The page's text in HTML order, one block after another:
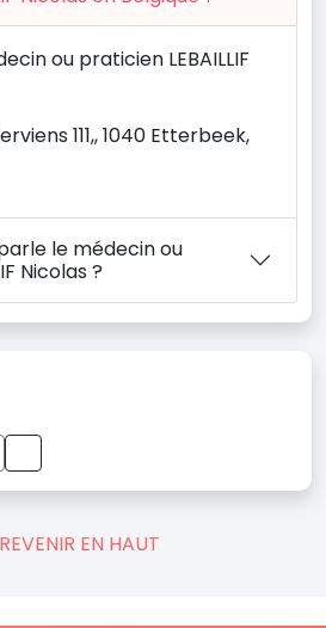
ou praticien LEBAILLIF
111,, 1040 Etterbeek,
le médecin ou
Nicolas ?
REVENIR EN HAUT